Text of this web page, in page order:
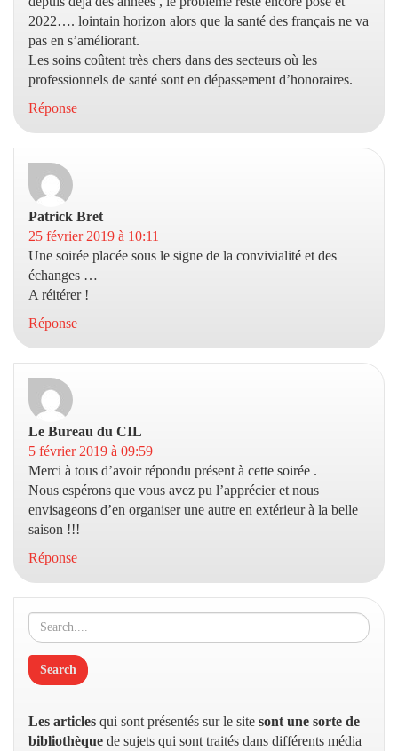
2022…. lointain horizon alors que la santé des français ne va
pas en s’améliorant.
Les soins coûtent très chers dans des secteurs où les
professionnels de santé sont en dépassement d’honoraires.
Réponse
Patrick Bret
25 février 2019 à 10:11
Une soirée placée sous le signe de la convivialité et des
échanges …
A réitérer !
Réponse
Le Bureau du CIL
5 février 2019 à 09:59
Merci à tous d’avoir répondu présent à cette soirée .
Nous espérons que vous avez pu l’apprécier et nous
envisageons d’en organiser une autre en extérieur à la belle
saison !!!
Réponse
Les articles qui sont présentés sur le site sont une sorte de
bibliothèque de sujets qui sont traités dans différents média